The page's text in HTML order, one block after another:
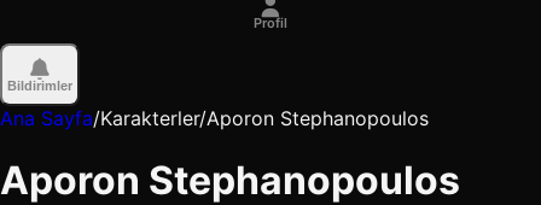
Profil
Bildirimler
Ana Sayfa/Karakterler/Aporon Stephanopoulos
Aporon Stephanopoulos